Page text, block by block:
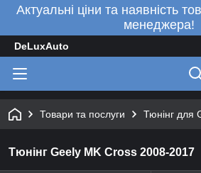
Актуальні ціни та наявність
менеджера!
DeLuxAuto
Товари та послуги Тюнінг для
Тюнінг Geely MK Cross 2008-2017